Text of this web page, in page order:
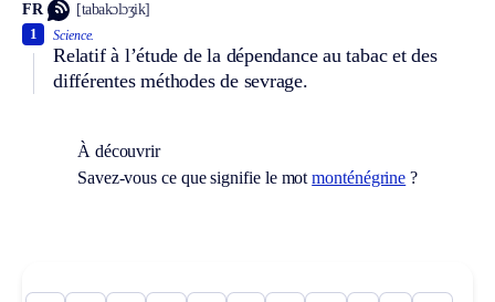
FR [tabakɔlɔʒik]
Science.
Relatif à l’étude de la dépendance au tabac et des
différentes méthodes de sevrage.
1
À découvrir
Savez-vous ce que signifie le motmonténégrine ?